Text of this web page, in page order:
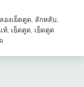
ลองเย็ดตูด, ลักหลับ,
ท้, เย็ดตูด, เย็ดตูด